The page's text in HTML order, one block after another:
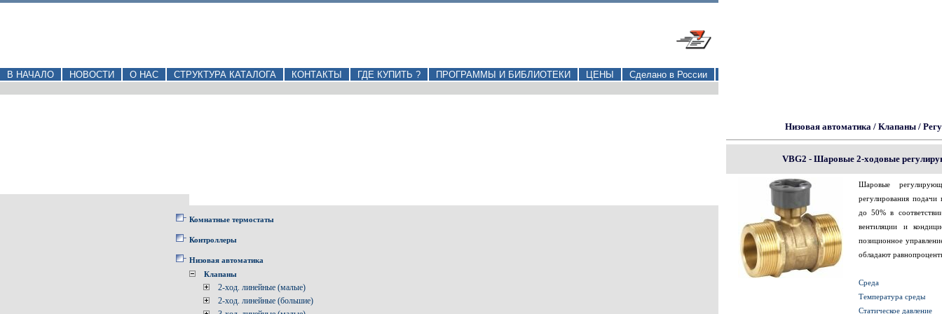
В НАЧАЛО НОВОСТИ О НАС СТРУКТУРА КАТАЛОГА КОНТАКТЫ ГДЕ КУПИТЬ ? ПРОГРАММЫ И БИБЛИОТЕКИ ЦЕНЫ Сделано в России
Комнатные термостаты
Контроллеры
Низовая автоматика
Клапаны
2-ход. линейные (малые)
2-ход. линейные (большие)
Низовая автоматика/ Клапаны/
VBG2 - Шаровые 2-ходовые
Шаровые
регулирования
до 50% в
вентиляции и
позиционное
обладают
Среда
Температура среды
Статическое давление